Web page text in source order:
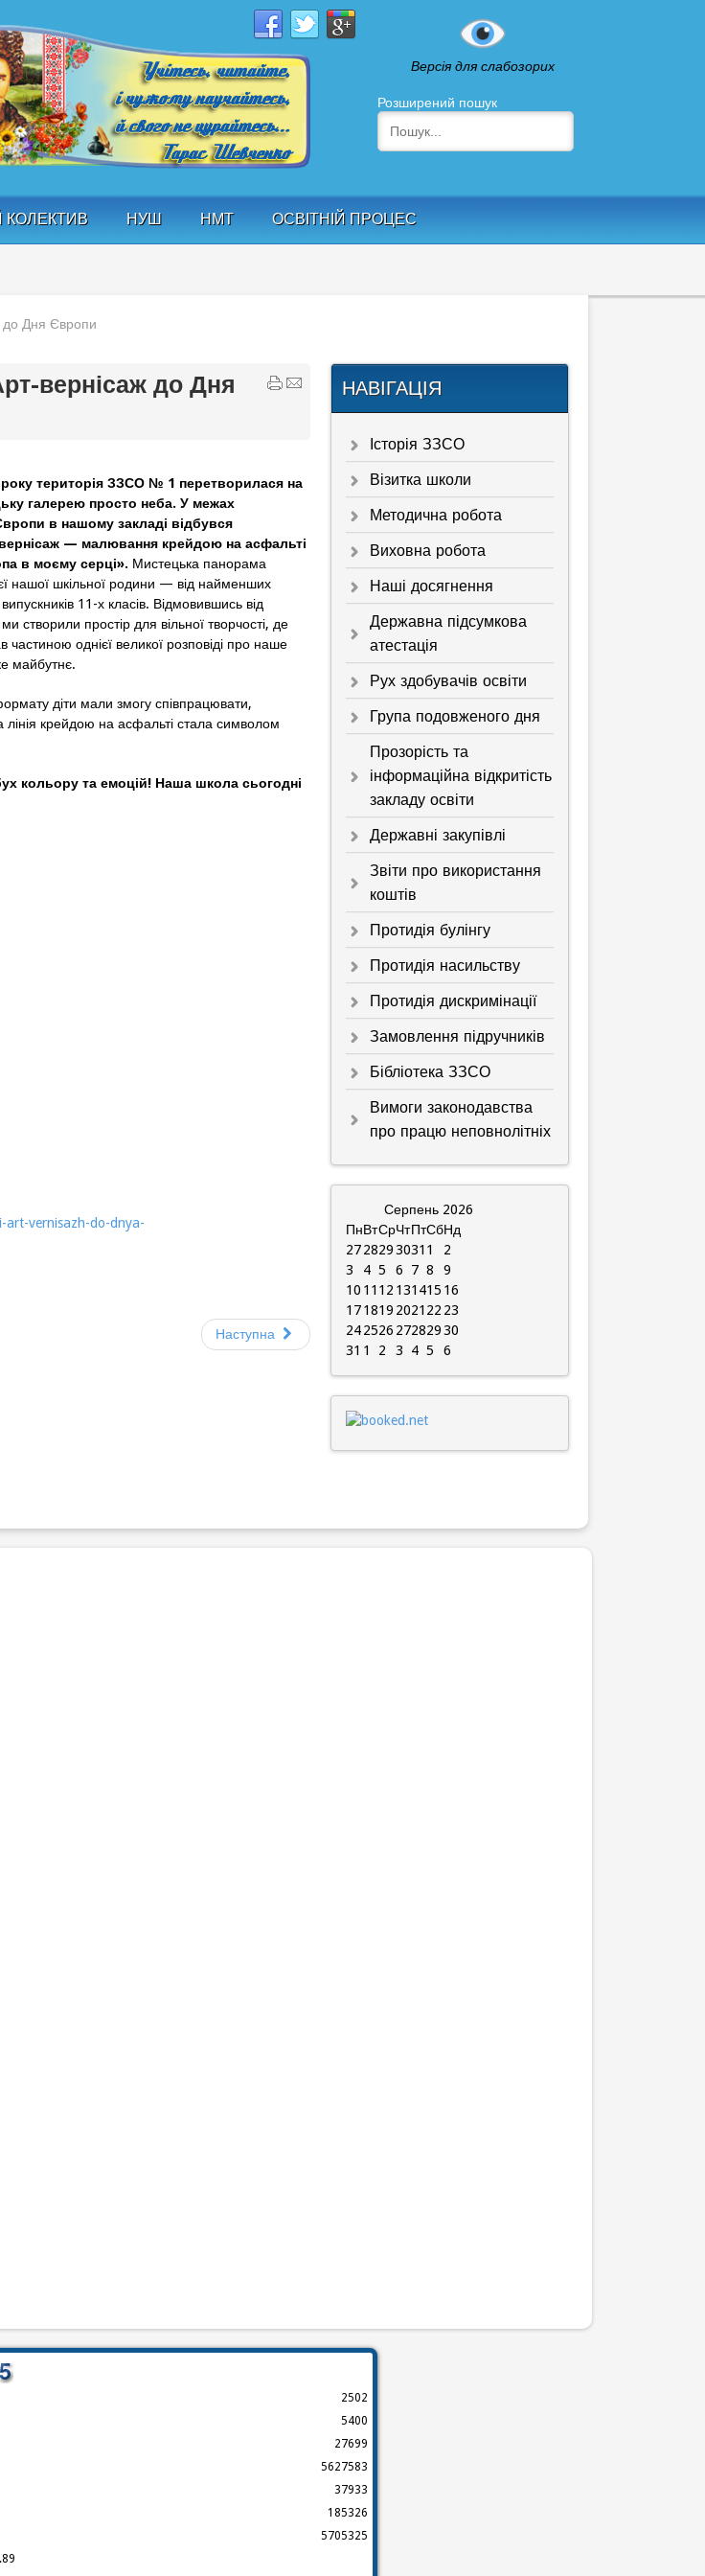
Версія для слабозорих
Розширений пошук
КОЛЕКТИВ НУШ НМТ ОСВІТНІЙ ПРОЦЕС
до Дня Європи
вернісаж до Дня
року територія ЗЗСО № 1 перетворилася на
галерею просто неба. У межах
в нашому закладі відбувся
— малювання крейдою на асфальті
в моєму серці». Мистецька панорама
нашої шкільної родини — від найменших
11-х класів. Відмовившись від
створили простір для вільної творчості, де
частиною однієї великої розповіді про наше
майбутнє.
діти мали змогу співпрацювати,
крейдою на асфальті стала символом
кольору та емоцій! Наша школа сьогодні
art-vernisazh-do-dnya-
Наступна
НАВІГАЦІЯ
Історія ЗЗСО
Візитка школи
Методична робота
Виховна робота
Наші досягнення
Державна підсумкова
атестація
Рух здобувачів освіти
Група подовженого дня
Прозорість та
інформаційна відкритість
закладу освіти
Державні закупівлі
Звіти про використання
коштів
Протидія булінгу
Протидія насильству
Протидія дискримінації
Замовлення підручників
Бібліотека ЗЗСО
Вимоги законодавства
про працю неповнолітніх
Серпень 2026
ПнВтСрЧтПтСбНд
2728293031 1
2
3
4 5 6 7 8
9
10 11 12 131415 16
171819 2021 22 23
242526 27282930
31 1 2 3 4 5 6
2502
5400
27699
5627583
37933
185326
5705325